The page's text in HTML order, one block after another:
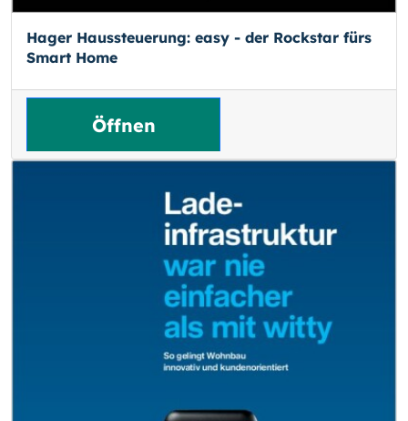
Hager Haussteuerung: easy - der Rockstar fürs
Smart Home
Öffnen